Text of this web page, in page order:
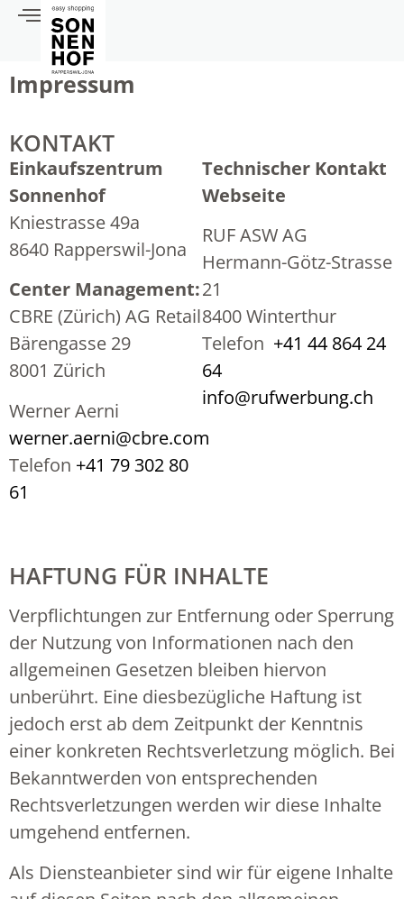
Impressum
KONTAKT
Einkaufszentrum
Sonnenhof
Kniestrasse 49a
8640 Rapperswil-Jona
Center Management:
CBRE (Zürich) AG Retail
Bärengasse 29
8001 Zürich
Werner Aerni
werner.aerni@cbre.com
Telefon +41 79 302 80
61
Technischer Kontakt
Webseite
RUF ASW AG
Hermann-Götz-Strasse
21
8400 Winterthur
Telefon +41 44 864 24
64
info@rufwerbung.ch
HAFTUNG FÜR INHALTE
Verpflichtungen zur Entfernung oder Sperrung
der Nutzung von Informationen nach den
allgemeinen Gesetzen bleiben hiervon
unberührt. Eine diesbezügliche Haftung ist
jedoch erst ab dem Zeitpunkt der Kenntnis
einer konkreten Rechtsverletzung möglich. Bei
Bekanntwerden von entsprechenden
Rechtsverletzungen werden wir diese Inhalte
umgehend entfernen.
Als Diensteanbieter sind wir für eigene Inhalte